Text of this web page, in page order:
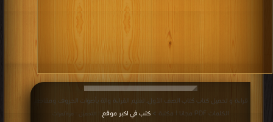
قراءة و تحميل كتاب كتاب الصف الأول, تعليم القراءة والة بأصوات الحروف ومقاطع
الكلمات PDF مجانا | مكتبة >
كتب في اكبر موقع | التحميل : مرة/مرات